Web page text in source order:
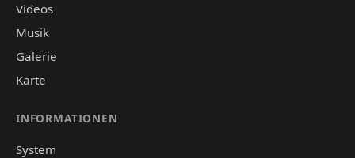
Videos
Musik
Galerie
Karte
INFORMATIONEN
System